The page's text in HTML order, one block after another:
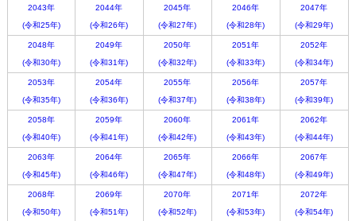
2043年
(令和25年)
2044年
(令和26年)
2045年
(令和27年)
2046年
(令和28年)
2047年
(令和29年)
2048年
(令和30年)
2049年
(令和31年)
2050年
(令和32年)
2051年
(令和33年)
2052年
(令和34年)
2053年
(令和35年)
2054年
(令和36年)
2055年
(令和37年)
2056年
(令和38年)
2057年
(令和39年)
2058年
(令和40年)
2059年
(令和41年)
2060年
(令和42年)
2061年
(令和43年)
2062年
(令和44年)
2063年
(令和45年)
2064年
(令和46年)
2065年
(令和47年)
2066年
(令和48年)
2067年
(令和49年)
2068年
(令和50年)
2069年
(令和51年)
2070年
(令和52年)
2071年
(令和53年)
2072年
(令和54年)